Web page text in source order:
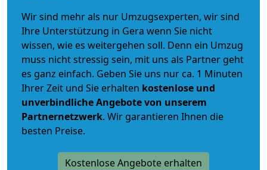
Wir sind mehr als nur Umzugsexperten, wir sind
Ihre Unterstützung in Gera wenn Sie nicht
wissen, wie es weitergehen soll. Denn ein Umzug
muss nicht stressig sein, mit uns als Partner geht
es ganz einfach. Geben Sie uns nur ca. 1 Minuten
Ihrer Zeit und Sie erhalten kostenlose und
unverbindlicheAngebote von unserem
Partnernetzwerk. Wir garantieren Ihnen die
besten Preise.
Kostenlose Angebote erhalten